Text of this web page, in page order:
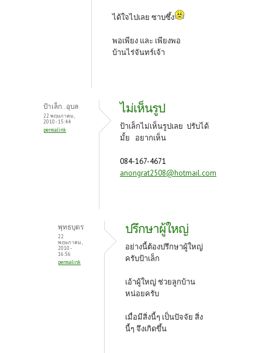
ได้ใจไปเลย ซาบซึ้ง
พอเพียง และ เพียงพอ
บ้านไร่จันทร์เจ้า
ป้าเล็ก..อุบล
22 พฤษภาคม,
2010 - 15:44
permalink
ไม่เห็นรูป
ป้าเล็กไม่เห็นรูปเลย ปรับได้
มั้ย อยากเห็น
084-167-4671
anongrat2508@hotmail.com
พุทธบุตร
22
พฤษภาคม,
2010 -
16:56
permalink
ปรึกษาผู้ใหญ่
อย่างนี้ต้องปรึกษาผู้ใหญ่
ครับป้าเล็ก
เอ้าผู้ใหญ่ ช่วยลูกบ้าน
หน่อยครับ
เมื่อมีสิ่งนี้ๆ เป็นปัจจัย สิ่ง
นี้ๆ จึงเกิดขึ้น